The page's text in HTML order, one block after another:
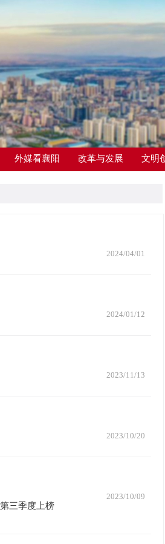
外媒看襄阳 改革与发展 文明
2024/04/01
2024/01/12
2023/11/13
2023/10/20
三季度上榜
2023/10/09